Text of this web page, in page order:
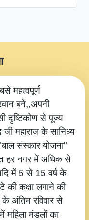
महत्वपूर्ण
बने,,अपनी
दृष्टिकोण से पूज्य
जी महाराज के सानिध्य
संस्कार योजना"
हर नगर में अधिक से
में 5 से 15 वर्ष के
की कक्षा लगाने की
अंतिम रविवार से
महिला मंडलों का